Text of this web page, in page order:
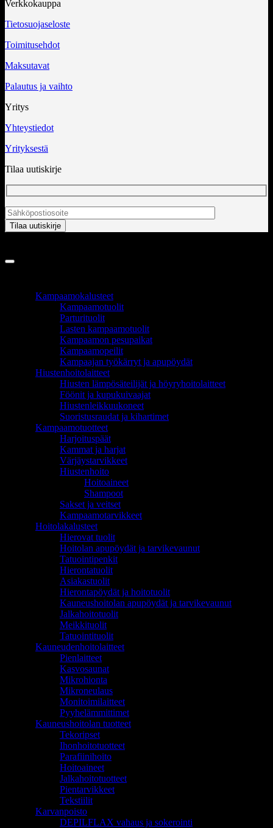
Verkkokauppa
Tietosuojaseloste
Toimitusehdot
Maksutavat
Palautus ja vaihto
Yritys
Yhteystiedot
Yrityksestä
Tilaa uutiskirje
Kampaamokalusteet
Kampaamotuolit
Parturituolit
Lasten kampaamotuolit
Kampaamon pesupaikat
Kampaamopeilit
Kampaajan työkärryt ja apupöydät
Hiustenhoitolaitteet
Hiusten lämpösäteilijät ja höyryhoitolaitteet
Föönit ja kupukuivaajat
Hiustenleikkuukoneet
Suoristusraudat ja kihartimet
Kampaamotuotteet
Harjoituspäät
Kammat ja harjat
Värjäystarvikkeet
Hiustenhoito
Hoitoaineet
Shampoot
Sakset ja veitset
Kampaamotarvikkeet
Hoitolakalusteet
Hierovat tuolit
Hoitolan apupöydät ja tarvikevaunut
Tatuointipenkit
Hierontatuolit
Asiakastuolit
Hierontapöydät ja hoitotuolit
Kauneushoitolan apupöydät ja tarvikevaunut
Jalkahoitotuolit
Meikkituolit
Tatuointituolit
Kauneudenhoitolaitteet
Pienlaitteet
Kasvosaunat
Mikrohionta
Mikroneulaus
Monitoimilaitteet
Pyyhelämmittimet
Kauneushoitolan tuotteet
Tekoripset
Ihonhoitotuotteet
Parafiinihoito
Hoitoaineet
Jalkahoitotuotteet
Pientarvikkeet
Tekstiilit
Karvanpoisto
DEPILFLAX vahaus ja sokerointi